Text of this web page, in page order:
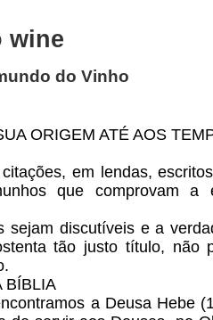
wine
do Vinho
ORIGEM ATÉ AOS
em lendas,
que comprovam
sejam discutíveis e a
tão justo título, não
BÍBLIA
a Deusa Hebe